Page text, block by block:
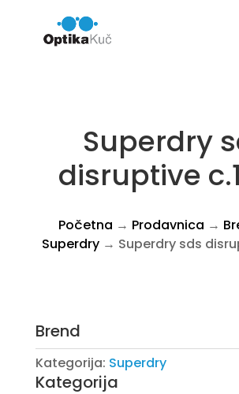
Superdry
disruptive
Početna → Prodavnica →
Superdry → Superdry sds
Brend
Kategorija: Superdry
Kategorija